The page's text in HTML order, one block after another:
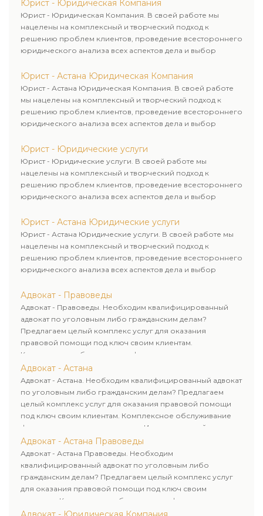
Юрист - Юридическая Компания
Юрист - Юридическая Компания. В своей работе мы
нацелены на комплексный и творческий подход к
решению проблем клиентов, проведение всестороннего
юридического анализа всех аспектов дела и выбор
Юрист - Астана Юридическая Компания
Юрист - Астана Юридическая Компания. В своей работе
мы нацелены на комплексный и творческий подход к
решению проблем клиентов, проведение всестороннего
юридического анализа всех аспектов дела и выбор
Юрист - Юридические услуги
Юрист - Юридические услуги. В своей работе мы
нацелены на комплексный и творческий подход к
решению проблем клиентов, проведение всестороннего
юридического анализа всех аспектов дела и выбор
Юрист - Астана Юридические услуги
Юрист - Астана Юридические услуги. В своей работе мы
нацелены на комплексный и творческий подход к
решению проблем клиентов, проведение всестороннего
юридического анализа всех аспектов дела и выбор
Адвокат - Правоведы
Адвокат - Правоведы. Необходим квалифицированный
адвокат по уголовным либо гражданским делам?
Предлагаем целый комплекс услуг для оказания
правовой помощи под ключ своим клиентам.
Комплексное обслуживание физических и юридических
лиц. Индивидуальный подход к каждому клиенту.
Адвокат - Астана
Адвокат - Астана. Необходим квалифицированный адвокат
по уголовным либо гражданским делам? Предлагаем
целый комплекс услуг для оказания правовой помощи
под ключ своим клиентам. Комплексное обслуживание
физических и юридических лиц. Индивидуальный подход к
каждому клиенту.
Адвокат - Астана Правоведы
Адвокат - Астана Правоведы. Необходим
квалифицированный адвокат по уголовным либо
гражданским делам? Предлагаем целый комплекс услуг
для оказания правовой помощи под ключ своим
клиентам. Комплексное обслуживание физических и
юридических лиц. Индивидуальный подход к каждому